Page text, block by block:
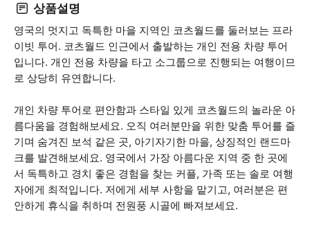
상품설명
영국의 멋지고 독특한 마을 지역인 코츠월드를 둘러보는 프라
이빗 투어. 코츠월드 인근에서 출발하는 개인 전용 차량 투어
입니다. 개인 전용 차량을 타고 소그룹으로 진행되는 여행이므
로 상당히 유연합니다.
개인 차량 투어로 편안함과 스타일 있게 코츠월드의 놀라운 아
름다움을 경험해보세요. 오직 여러분만을 위한 맞춤 투어를 즐
기며 숨겨진 보석 같은 곳, 아기자기한 마을, 상징적인 랜드마
크를 발견해보세요. 영국에서 가장 아름다운 지역 중 한 곳에
서 독특하고 경치 좋은 경험을 찾는 커플, 가족 또는 솔로 여행
자에게 최적입니다. 저에게 세부 사항을 맡기고, 여러분은 편
안하게 휴식을 취하며 전원풍 시골에 빠져보세요.